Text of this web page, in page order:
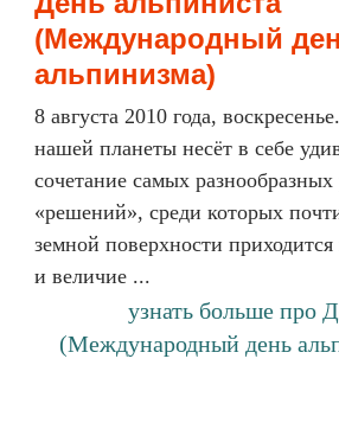
(Международный
альпинизма)
8 августа 2010 года,
нашей планеты несёт в себе
сочетание самых
«решений», среди которых
земной поверхности
и величие ...
узнать больше про
(Международный день